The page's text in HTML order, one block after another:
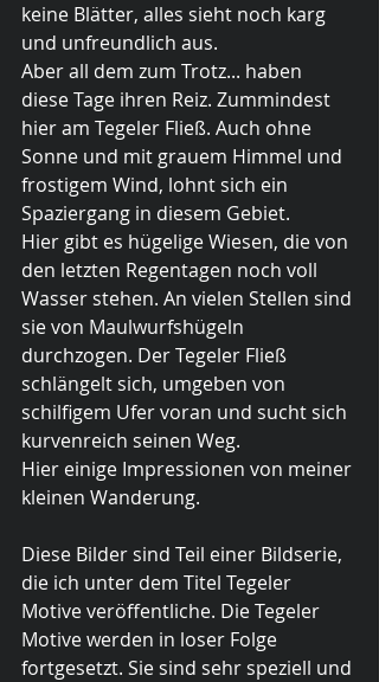
keine Blätter, alles sieht noch karg
und unfreundlich aus.
Aber all dem zum Trotz... haben
diese Tage ihren Reiz. Zummindest
hier am Tegeler Fließ. Auch ohne
Sonne und mit grauem Himmel und
frostigem Wind, lohnt sich ein
Spaziergang in diesem Gebiet.
Hier gibt es hügelige Wiesen, die von
den letzten Regentagen noch voll
Wasser stehen. An vielen Stellen sind
sie von Maulwurfshügeln
durchzogen. Der Tegeler Fließ
schlängelt sich, umgeben von
schilfigem Ufer voran und sucht sich
kurvenreich seinen Weg.
Hier einige Impressionen von meiner
kleinen Wanderung.
Diese Bilder sind Teil einer Bildserie,
die ich unter dem Titel Tegeler
Motive veröffentliche. Die Tegeler
Motive werden in loser Folge
fortgesetzt. Sie sind sehr speziell und